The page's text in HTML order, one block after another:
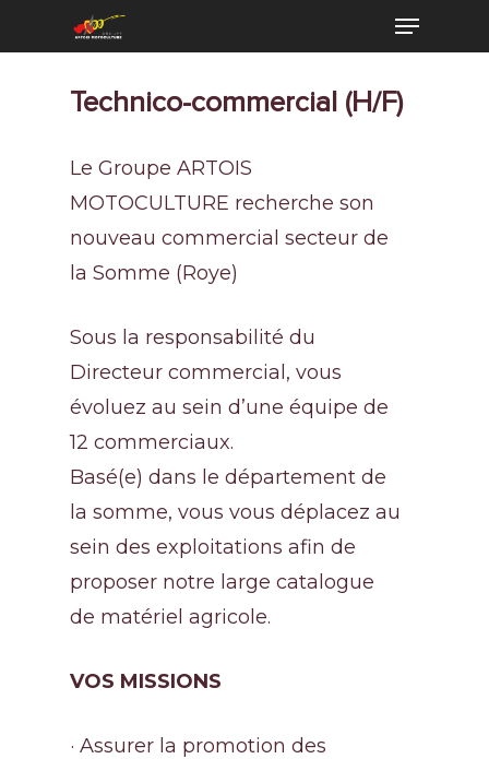
Technico-commercial (H/F)
Le Groupe ARTOIS
MOTOCULTURE recherche son
nouveau commercial secteur de
la Somme (Roye)
Sous la responsabilité du
Directeur commercial, vous
évoluez au sein d’une équipe de
12 commerciaux.
Basé(e) dans le département de
la somme, vous vous déplacez au
sein des exploitations afin de
proposer notre large catalogue
de matériel agricole.
VOS MISSIONS
· Assurer la promotion des